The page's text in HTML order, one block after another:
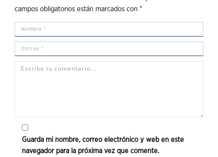
campos obligatorios están marcados con *
Guarda mi nombre, correo electrónico y web en este
navegador para la próxima vez que comente.